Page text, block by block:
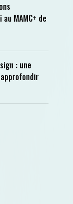
MAMC+ de
: une